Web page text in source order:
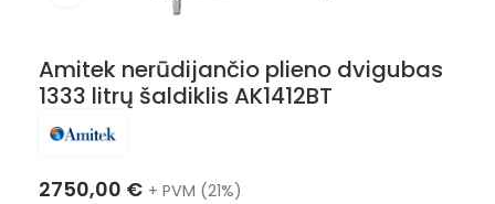
Amitek nerūdijančio plieno dvigubas
1333 litrų šaldiklis AK1412BT
2750,00 € + PVM (21%)